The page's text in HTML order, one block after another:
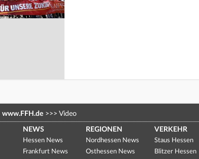
www.FFH.de >>> Video
NEWS
Hessen News
Frankfurt News
REGIONEN
Nordhessen News
Osthessen News
VERKEHR
Staus Hessen
Blitzer Hessen